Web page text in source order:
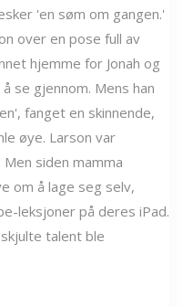
'en søm om gangen.'
over en pose full av
hjemme for Jonah og
se gjennom. Mens han
fanget en skinnende,
øye. Larson var
siden mamma
om å lage seg selv,
leksjoner på deres iPad.
talent ble